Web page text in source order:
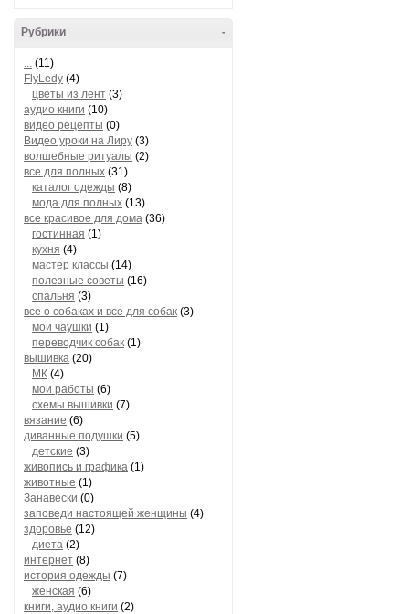
-
Рубрики
... (11)
FlyLedy (4)
цветы из лент (3)
аудио книги (10)
видео рецепты (0)
Видео уроки на Лиру (3)
волшебные ритуалы (2)
все для полных (31)
каталог одежды (8)
мода для полных (13)
все красивое для дома (36)
гостинная (1)
кухня (4)
мастер классы (14)
полезные советы (16)
спальня (3)
все о собаках и все для собак (3)
мои чаушки (1)
переводчик собак (1)
вышивка (20)
МК (4)
мои работы (6)
схемы вышивки (7)
вязание (6)
диванные подушки (5)
детские (3)
живопись и графика (1)
животные (1)
Занавески (0)
заповеди настоящей женщины (4)
здоровье (12)
диета (2)
интернет (8)
история одежды (7)
женская (6)
книги, аудио книги (2)